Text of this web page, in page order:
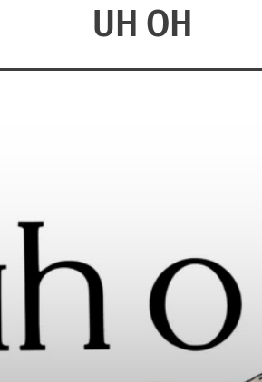
UH OH